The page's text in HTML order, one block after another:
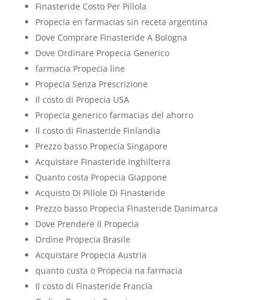
Finasteride Costo Per Pillola
Propecia en farmacias sin receta argentina
Dove Comprare Finasteride A Bologna
Dove Ordinare Propecia Generico
farmacia Propecia line
Propecia Senza Prescrizione
Il costo di Propecia USA
Propecia generico farmacias del ahorro
Il costo di Finasteride Finlandia
Prezzo basso Propecia Singapore
Acquistare Finasteride Inghilterra
Quanto costa Propecia Giappone
Acquisto Di Pillole Di Finasteride
Prezzo basso Propecia Finasteride Danimarca
Dove Prendere Il Propecia
Ordine Propecia Brasile
Acquistare Propecia Austria
quanto custa o Propecia na farmacia
Il costo di Finasteride Francia